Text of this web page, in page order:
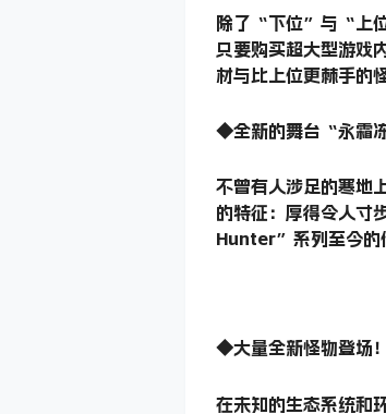
除了“下位”与“上
只要购买超大型游
材与比上位更棘手的
◆全新的舞台“永霜
不曾有人涉足的寒地
的特征：厚得令人寸
Hunter”系列至今的
◆大量全新怪物登场！
在未知的生态系统